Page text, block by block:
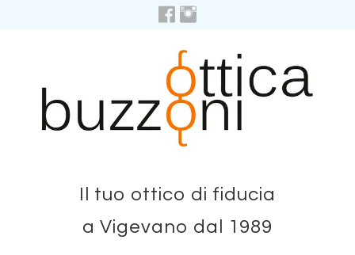
Il tuo ottico di fiducia
a Vigevano dal 1989